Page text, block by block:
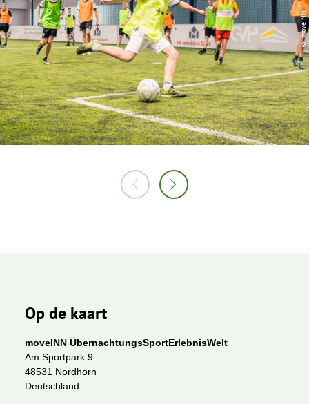
© moveINN
Op de kaart
moveINN ÜbernachtungsSportErlebnisWelt
Am Sportpark 9
48531 Nordhorn
Deutschland